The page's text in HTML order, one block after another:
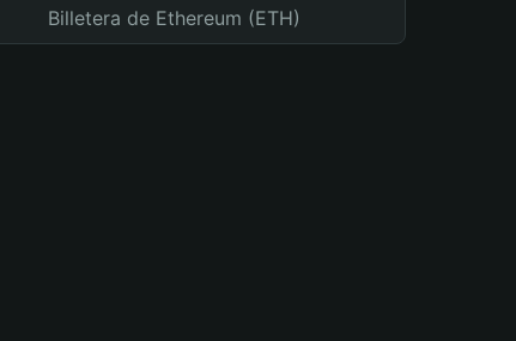
Billetera de Ethereum (ETH)